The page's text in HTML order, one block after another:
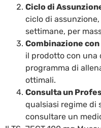
Ciclo di
ciclo di
settimane, per
Combinazione
il prodotto con una
programma di
ottimali.
Consulta un
qualsiasi regime di
consultare un